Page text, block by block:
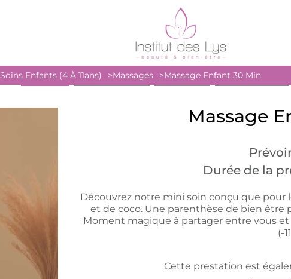
Soins Enfants (4 À 11ans) Massages Massage Enfant 30 Min
MASSAGES SANTÉ BIEN-ÊTRE ESTHÉTIQUE SOINS DU VISAGE
Massage
Durée de la
Découvrez notre mini soin conçu que pour
et de coco. Une parenthèse de bien être
Moment magique à partager entre vous
(-
Cette prestation est